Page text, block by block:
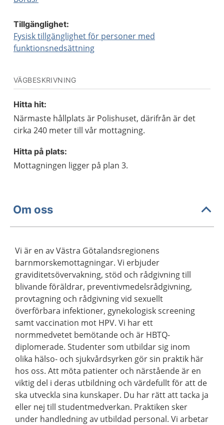
Tillgänglighet:
Fysisk tillgänglighet för personer med
funktionsnedsättning
VÄGBESKRIVNING
Hitta hit:
Närmaste hållplats är Polishuset, därifrån är det
cirka 240 meter till vår mottagning.
Hitta på plats:
Mottagningen ligger på plan 3.
Om oss
Vi är en av Västra Götalandsregionens
barnmorskemottagningar. Vi erbjuder
graviditetsövervakning, stöd och rådgivning till
blivande föräldrar, preventivmedelsrådgivning,
provtagning och rådgivning vid sexuellt
överförbara infektioner, gynekologisk screening
samt vaccination mot HPV. Vi har ett
normmedvetet bemötande och är HBTQ-
diplomerade. Studenter som utbildar sig inom
olika hälso- och sjukvårdsyrken gör sin praktik här
hos oss. Att möta patienter och närstående är en
viktig del i deras utbildning och värdefullt för att de
ska utveckla sina kunskaper. Du har rätt att tacka ja
eller nej till studentmedverkan. Praktiken sker
under handledning av utbildad personal. Vi arbetar